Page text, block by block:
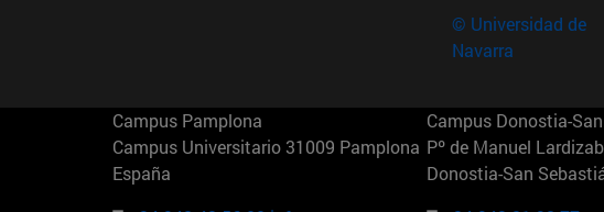
© Universidad de
Navarra
Campus Pamplona
Campus Universitario 31009 Pamplona
España
Campus Donostia-
Pº de Manuel
Donostia-San